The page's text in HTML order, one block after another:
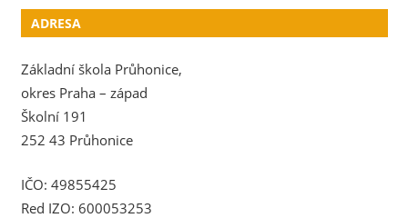
ADRESA
Základní škola Průhonice,
okres Praha – západ
Školní 191
252 43 Průhonice
IČO: 49855425
Red IZO: 600053253